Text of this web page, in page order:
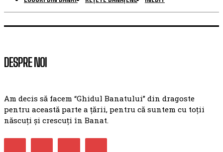
DESPRE NOI
Am decis să facem “Ghidul Banatului” din dragoste
pentru această parte a țării, pentru că suntem cu toții
născuți și crescuți în Banat.